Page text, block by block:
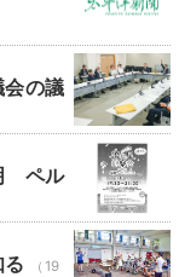
の議
ペル
（19